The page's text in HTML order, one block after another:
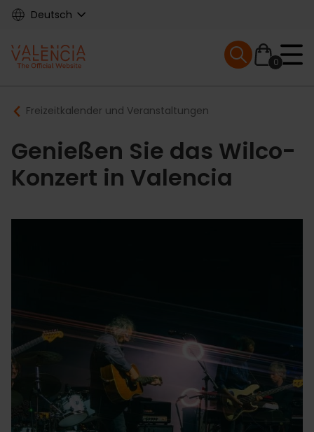
Skip
content
Deutsch
Main
navigation
0
Mobile menu
Breadcrumb
Freizeitkalender und Veranstaltungen
Genießen Sie das Wilco-
Konzert in Valencia